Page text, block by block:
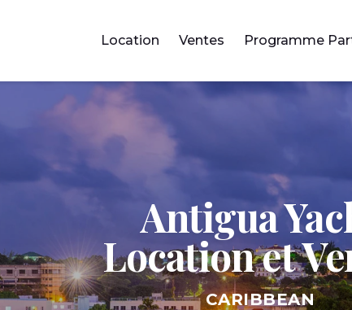
Location Ventes Programme
Antigua
Location et
CARIBBEAN